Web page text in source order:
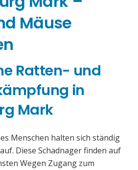
Mäuse
Ratten- und
in
Mark
Menschen halten sich ständig
Diese Schadnager finden auf
Wegen Zugang zum